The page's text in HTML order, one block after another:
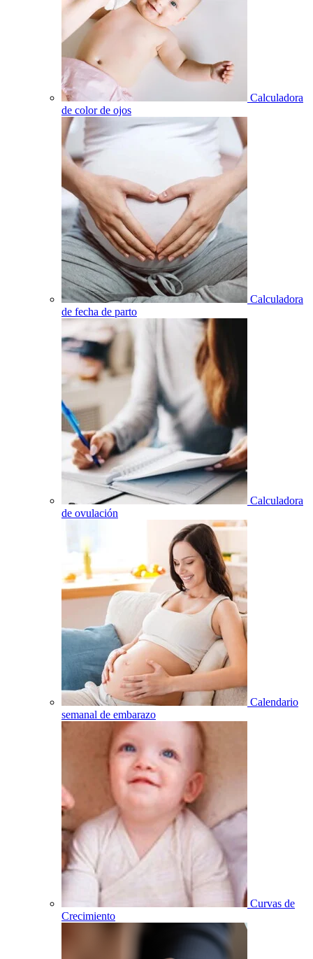
Calculadora
de color de ojos
Calculadora
de fecha de parto
Calculadora
de ovulación
Calendario
semanal de embarazo
Curvas de
Crecimiento